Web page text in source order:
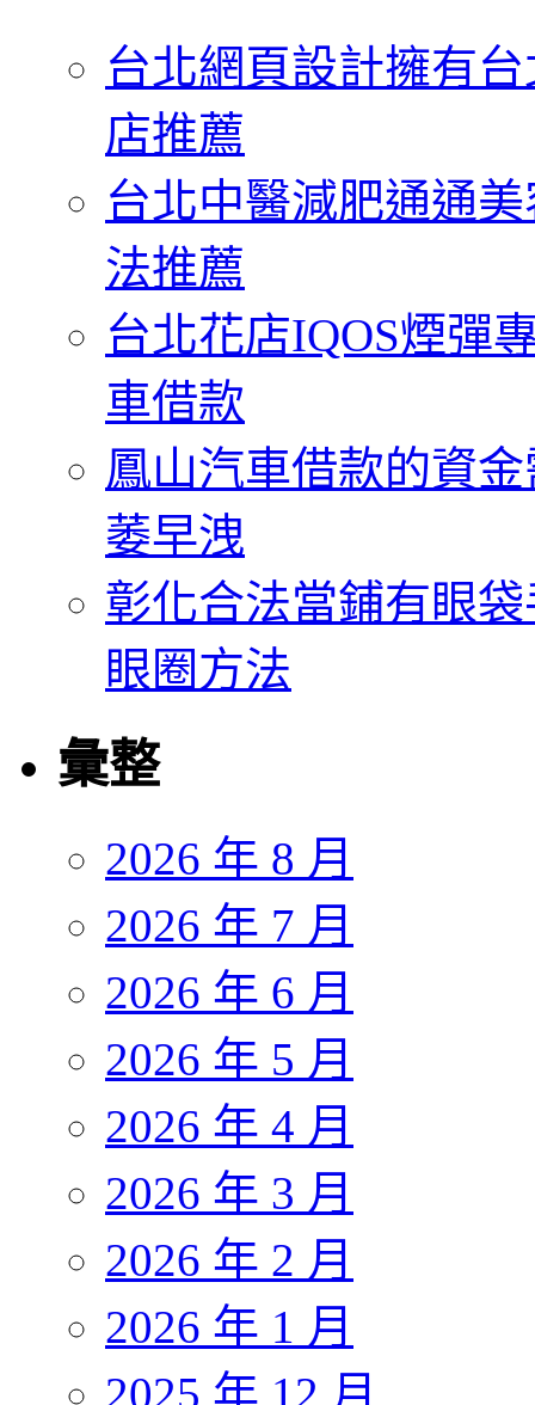
台北網頁設計擁有
店推薦
台北中醫減肥通通
法推薦
台北花店IQOS煙彈
車借款
鳳山汽車借款的資
萎早洩
彰化合法當鋪有眼
眼圈方法
彙整
2026 年 8 月
2026 年 7 月
2026 年 6 月
2026 年 5 月
2026 年 4 月
2026 年 3 月
2026 年 2 月
2026 年 1 月
2025 年 12 月